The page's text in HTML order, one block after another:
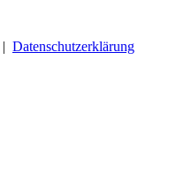
| Datenschutzerklärung